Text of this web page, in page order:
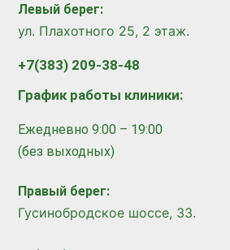
Левый берег:
ул. Плахотного 25, 2 этаж.
+7(383) 209-38-48
График работы клиники:
Ежедневно 9:00 – 19:00
(без выходных)
Правый берег:
Гусинобродское шоссе, 33.